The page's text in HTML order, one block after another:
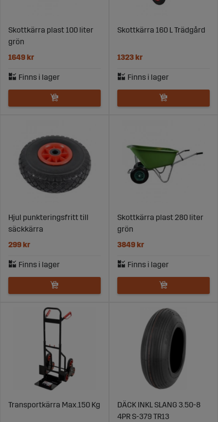
Skottkärra plast 100 liter
grön
1649 kr
Skottkärra 160 L Trädgård
1323 kr
Hjul punkteringsfritt till
säckkärra
299 kr
Skottkärra plast 280 liter
grön
3849 kr
Transportkärra Max.150 Kg
DÄCK INKL SLANG 3.50-8
4PR S-379 TR13